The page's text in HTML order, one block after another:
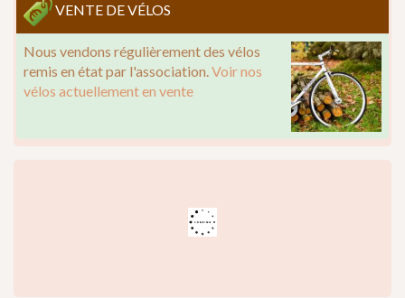
VENTE DE VÉLOS
Nous vendons régulièrement des vélos
remis en état par l'association.Voir nos
vélos actuellement en vente